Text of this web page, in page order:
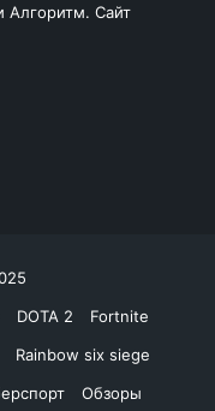
Алгоритм. Сайт
DOTA 2
Fortnite
Rainbow six siege
Обзоры